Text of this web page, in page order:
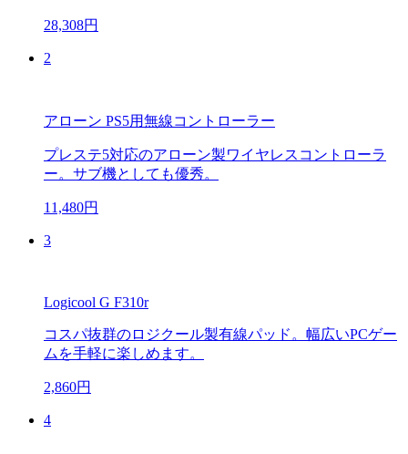
28,308円
2
アローン PS5用無線コントローラー
プレステ5対応のアローン製ワイヤレスコントローラ
ー。サブ機としても優秀。
11,480円
3
Logicool G F310r
コスパ抜群のロジクール製有線パッド。幅広いPCゲー
ムを手軽に楽しめます。
2,860円
4